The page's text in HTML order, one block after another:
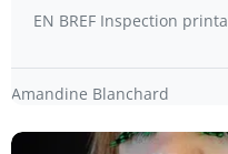
EN BREF Inspection
Amandine Blanchard